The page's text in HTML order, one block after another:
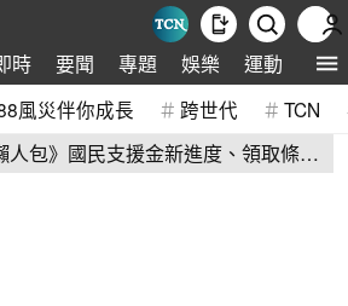
時 要聞 專題 娛樂 運動 全球
風災伴你成長 跨世代 TCN
人包》國民支援金新進度、領取條